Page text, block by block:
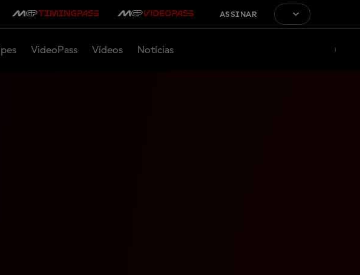
ASSINAR
VideoPass Vídeos Notícias